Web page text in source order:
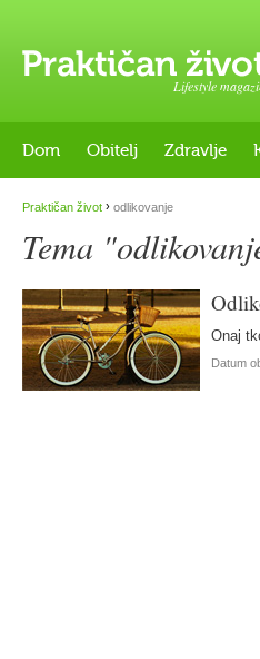
Lifestyle
Dom Obitelj Zdravlje
Praktičan život › odlikovanje
Tema
Onaj
Datum